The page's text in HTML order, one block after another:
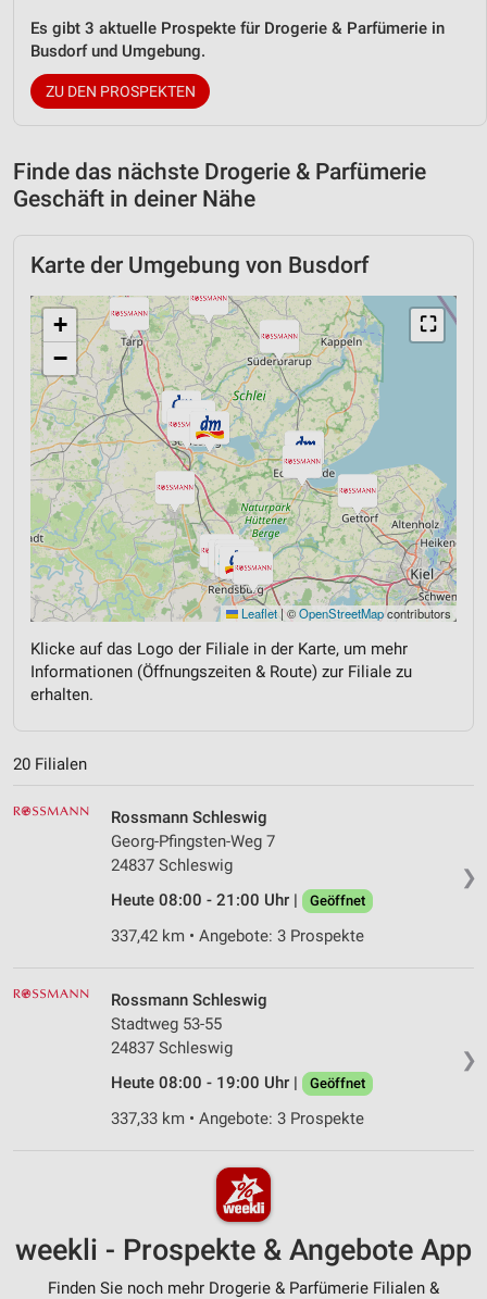
Es gibt 3 aktuelle Prospekte für Drogerie & Parfümerie in
Busdorf und Umgebung.
ZU DEN PROSPEKTEN
Finde das nächste Drogerie & Parfümerie
Geschäft in deiner Nähe
Karte der Umgebung von Busdorf
⛶
+
−
Leaflet | ©OpenStreetMapcontributors
Klicke auf das Logo der Filiale in der Karte, um mehr
Informationen (Öffnungszeiten & Route) zur Filiale zu
erhalten.
20 Filialen
❯
Rossmann Schleswig
Georg-Pfingsten-Weg 7
24837 Schleswig
Heute 08:00 - 21:00 Uhr |
Geöffnet
337,42 km • Angebote: 3 Prospekte
❯
Rossmann Schleswig
Stadtweg 53-55
24837 Schleswig
Heute 08:00 - 19:00 Uhr |
Geöffnet
337,33 km • Angebote: 3 Prospekte
weekli - Prospekte & Angebote App
Finden Sie noch mehr Drogerie & Parfümerie Filialen &